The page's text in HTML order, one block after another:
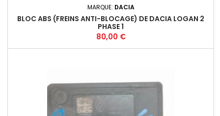
MARQUE: DACIA
BLOC ABS (FREINS ANTI-BLOCAGE) DE DACIA LOGAN 2
PHASE 1
Prix
80,00 €